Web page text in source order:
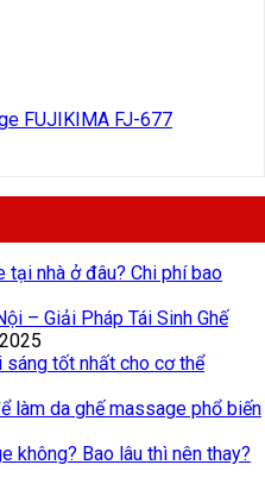
FUJIKIMA FJ-677
tại nhà ở đâu? Chi phí bao
– Giải Pháp Tái Sinh Ghế
sáng tốt nhất cho cơ thể
làm da ghế massage phổ biến
không? Bao lâu thì nên thay?